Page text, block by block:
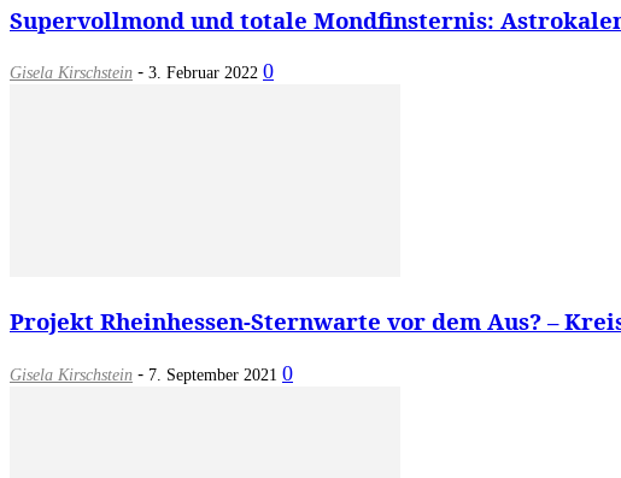
Supervollmond und totale Mondfinsternis:
Gisela Kirschstein - 3. Februar 2022 0
Projekt Rheinhessen-Sternwarte vor dem Aus? –
Gisela Kirschstein - 7. September 2021 0